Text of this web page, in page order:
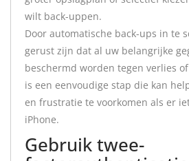
wilt back-uppen.
Door automatische back-ups in te
gerust zijn dat al uw belangrijke
beschermd worden tegen verlies
is een eenvoudige stap die kan
en frustratie te voorkomen als er
iPhone.
Gebruik twee-